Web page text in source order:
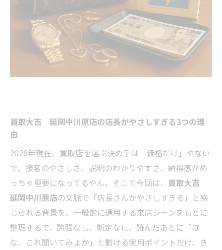
買取大吉 延岡中川原店の店長がやさしすぎる3つの理
由
2026年現在、買取店を選ぶ決め手は「価格だけ」やない
で。接客のやさしさ、説明のわかりやすさ、納得感がめ
っちゃ重要になってるやん。そこで今回は、 買取大吉
延岡中川原店の文脈で「店長さんがやさしすぎる」と感
じられる背景を、一般的に通用する来店シーンをもとに
整理するで。誇張なし、断定なし。読んだあとに「ほ
な、これ聞いてみよか」と動ける実用ポイントだけ、き